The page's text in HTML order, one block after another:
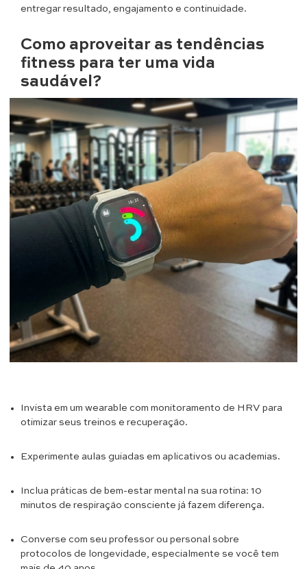
entregar resultado, engajamento e continuidade.
Como aproveitar as tendências
fitness para ter uma vida
saudável?
Invista em um wearable com monitoramento de HRV para
otimizar seus treinos e recuperação.
Experimente aulas guiadas em aplicativos ou academias.
Inclua práticas de bem-estar mental na sua rotina: 10
minutos de respiração consciente já fazem diferença.
Converse com seu professor ou personal sobre
protocolos de longevidade, especialmente se você tem